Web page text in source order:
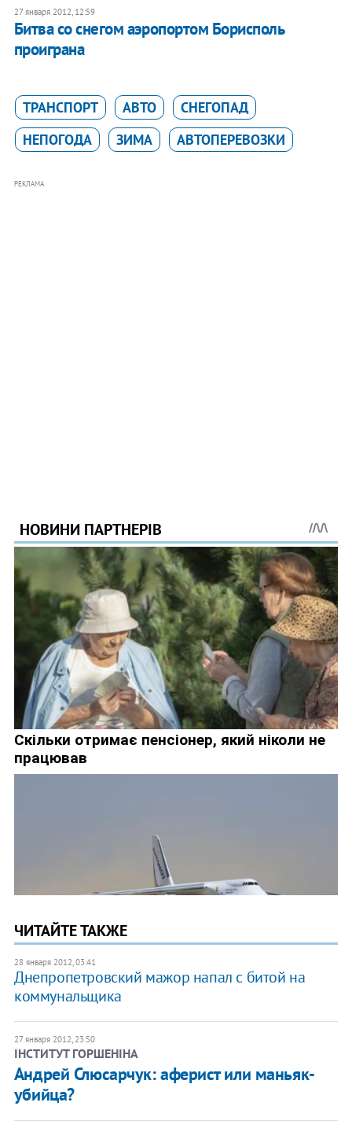
27 января 2012, 12:59
Битва со снегом аэропортом Борисполь
проиграна
ТРАНСПОРТ АВТО
СНЕГОПАД
НЕПОГОДА
ЗИМА АВТОПЕРЕВОЗКИ
РЕКЛАМА
ЧИТАЙТЕ ТАКЖЕ
28 января 2012, 03:41
Днепропетровский мажор напал с битой на
коммунальщика
27 января 2012, 23:50
ІНСТИТУТ ГОРШЕНІНА
Андрей Слюсарчук: аферист или маньяк-
убийца?